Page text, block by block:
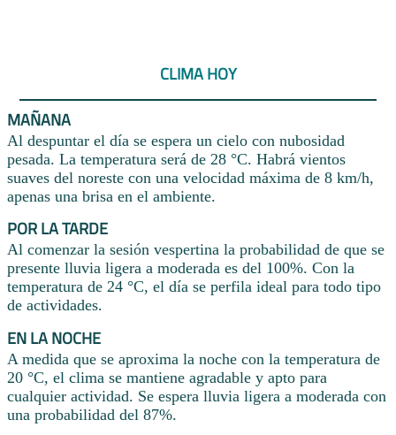
CLIMA HOY
MAÑANA
Al despuntar el día se espera un cielo con nubosidad
pesada. La temperatura será de 28 °C. Habrá vientos
suaves del noreste con una velocidad máxima de 8 km/h,
apenas una brisa en el ambiente.
POR LA TARDE
Al comenzar la sesión vespertina la probabilidad de que se
presente lluvia ligera a moderada es del 100%. Con la
temperatura de 24 °C, el día se perfila ideal para todo tipo
de actividades.
EN LA NOCHE
A medida que se aproxima la noche con la temperatura de
20 °C, el clima se mantiene agradable y apto para
cualquier actividad. Se espera lluvia ligera a moderada con
una probabilidad del 87%.